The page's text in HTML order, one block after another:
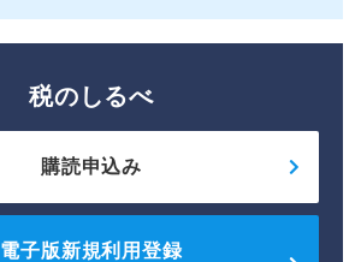
税のしるべ
購読申込み
電子版新規利用登録